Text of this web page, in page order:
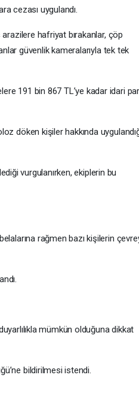
cezası uygulandı.
hafriyat bırakanlar, çöp
güvenlik kameralarıyla tek tek
191 bin 867 TL’ye kadar idari
döken kişiler hakkında
vurgulanırken, ekiplerin bu
rağmen bazı kişilerin
mümkün olduğuna dikkat
bildirilmesi istendi.